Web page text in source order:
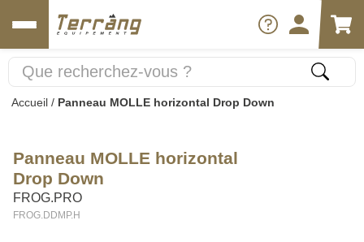
Accueil / Panneau MOLLE horizontal Drop Down
Panneau MOLLE horizontal
Drop Down
FROG.PRO
FROG.DDMP.H